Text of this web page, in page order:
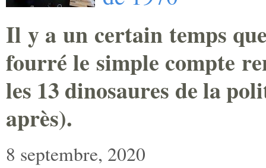
Il y a un certain temps
fourré le simple compte
les 13 dinosaures de la
après).
8 septembre, 2020